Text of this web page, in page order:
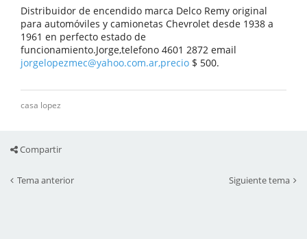
Distribuidor de encendido marca Delco Remy original
para automóviles y camionetas Chevrolet desde 1938 a
1961 en perfecto estado de
funcionamiento.Jorge,telefono 4601 2872 email
jorgelopezmec@yahoo.com.ar,precio $ 500.
casa lopez
Compartir
Tema anterior Siguiente tema